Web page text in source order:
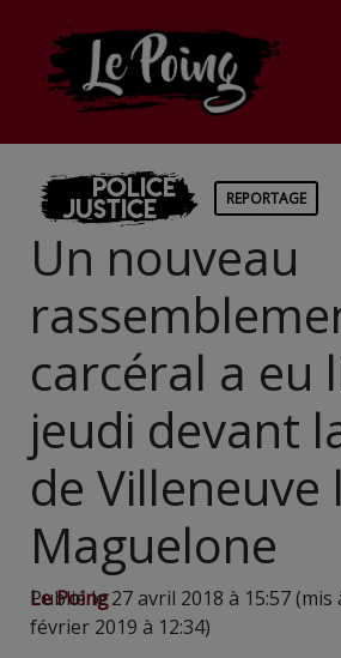
Police
Justice REPORTAGE
Un nouveau
carcéral a eu
jeudi devant
de Villeneuve
Maguelone
Le Poing
Publié le 27 avril 2018 à 15:57
février 2019 à 12:34)